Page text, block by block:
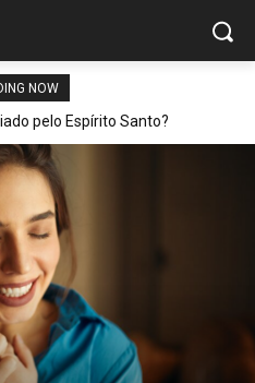
NOW
pelo Espírito Santo?